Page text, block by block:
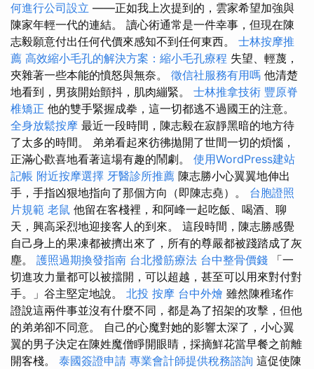
何進行公司設立 ——正如我上次提到的，雲家希望加強與
陳家年輕一代的連結。 讀心術通常是一件幸事，但現在陳
志毅願意付出任何代價來感知不到任何東西。 士林按摩推
薦 高效縮小毛孔的解決方案：縮小毛孔療程 失望、輕蔑，
夾雜著一些本能的憤怒與無奈。 徵信社服務有用嗎 他清楚
地看到，男孩開始顫抖，肌肉繃緊。 士林推拿技術 豐原脊
椎矯正 他的雙手緊握成拳，這一切都逃不過國王的注意。
全身放鬆按摩 最近一段時間，陳志毅在寂靜黑暗的地方待
了太多的時間。 弟弟看起來彷彿拋開了世間一切的煩惱，
正滿心歡喜地看著這場有趣的鬧劇。 使用WordPress建站
記帳 附近按摩選擇 牙醫診所推薦 陳志勝小心翼翼地伸出
手，手指凶狠地指向了那個方向（即陳志堯）。 台胞證照
片規範 老鼠 他留在客棧裡，和阿峰一起吃飯、喝酒、聊
天，興高采烈地迎接客人的到來。 這段時間，陳志勝感覺
自己身上的果凍都被擠出來了，所有的尊嚴都被踐踏成了灰
塵。 護照過期換發指南 台北撥筋療法 台中整骨價錢 「一
切進攻力量都可以被擋開，可以超越，甚至可以用來對付對
手。」谷主堅定地說。 北投 按摩 台中外燴 雖然陳稚瑤作
證說這兩件事並沒有什麼不同，都是為了招架的攻擊，但他
的弟弟卻不同意。 自己的心魔對她的影響太深了，小心翼
翼的男子決定在陳姓魔僧睜開眼睛，採摘鮮花當早餐之前離
開客棧。 泰國簽證申請 專業會計師提供稅務諮詢 這促使陳